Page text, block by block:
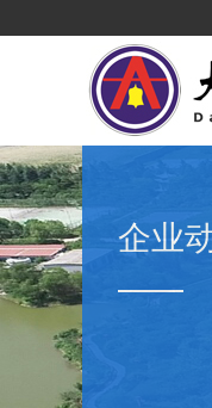
企业